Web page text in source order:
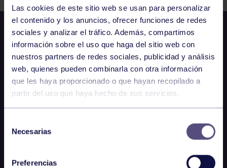
Las cookies de este sitio web se usan para personalizar
el contenido y los anuncios, ofrecer funciones de redes
sociales y analizar el tráfico. Además, compartimos
información sobre el uso que haga del sitio web con
nuestros partners de redes sociales, publicidad y análisis
web, quienes pueden combinarla con otra información
que les haya proporcionado o que hayan recopilado a
partir del uso que haya hecho de sus servicios.
Necesarias
Preferencias